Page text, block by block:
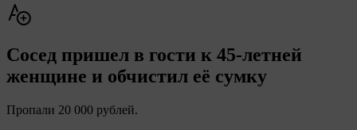
Сосед пришел в гости к 45-летней
женщине и обчистил её сумку
Пропали 20 000 рублей.